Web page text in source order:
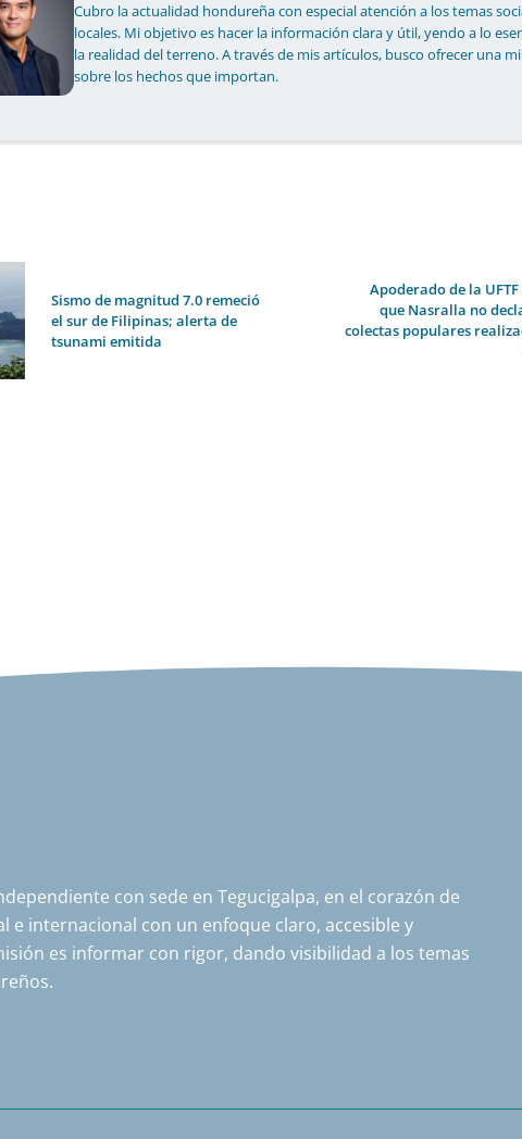
Cubro la actualidad hondureña con especial atención a los temas
locales. Mi objetivo es hacer la información clara y útil, yendo a lo
la realidad del terreno. A través de mis artículos, busco ofrecer una
sobre los hechos que importan.
Sismo de magnitud 7.0 remeció
el sur de Filipinas; alerta de
tsunami emitida
Apoderado de la
que Nasralla no
colectas populares
con sede en Tegucigalpa, en el corazón de
e internacional con un enfoque claro, accesible y
es informar con rigor, dando visibilidad a los temas